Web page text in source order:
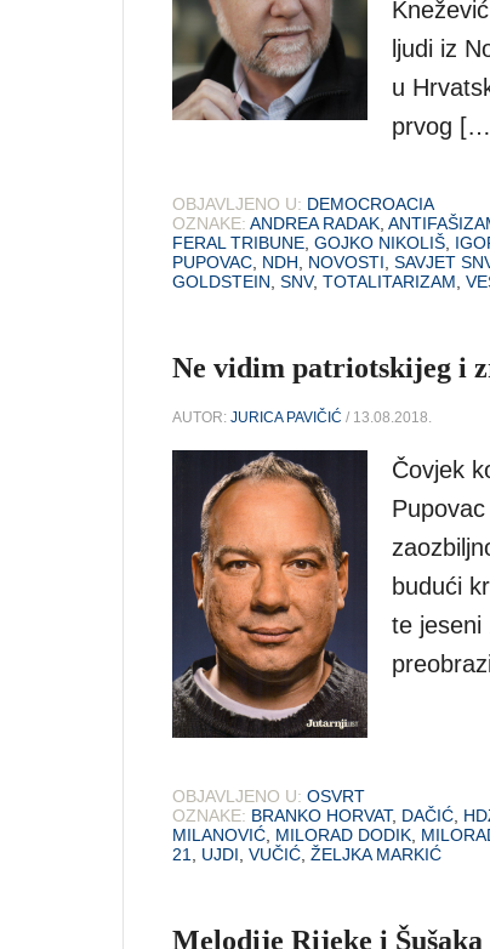
ljudi iz
u
prvog
OBJAVLJENO U: DEMOCROACIA
OZNAKE: ANDREA RADAK
FERAL TRIBUNE GOJKO NIKOLIŠ
PUPOVAC NDH NOVOSTI SAVJET
GOLDSTEIN SNV, TOTALITARIZAM
Ne vidim patriotskijeg i
AUTOR: JURICA PAVIČIĆ / 13.08.2018.
Čovjek
budući
te jeseni
OBJAVLJENO U: OSVRT
OZNAKE: BRANKO HORVAT, DAČIĆ
MILANOVIĆ MILORAD DODIK
21
UJDI VUČIĆ ŽELJKA MARKIĆ
Melodije Rijeke i Šušaka